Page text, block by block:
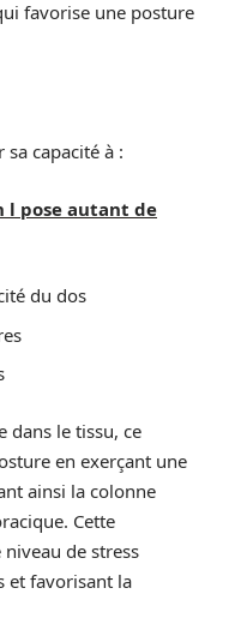
favorise une posture
capacité à :
l pose autant de
du dos
dans le tissu, ce
en exerçant une
ainsi la colonne
Cette
de stress
et favorisant la